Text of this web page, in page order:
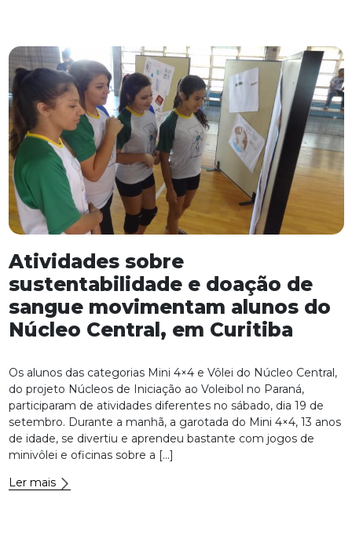
Atividades sobre
sustentabilidade e doação de
sangue movimentam alunos do
Núcleo Central, em Curitiba
Os alunos das categorias Mini 4×4 e Vôlei do Núcleo Central,
do projeto Núcleos de Iniciação ao Voleibol no Paraná,
participaram de atividades diferentes no sábado, dia 19 de
setembro. Durante a manhã, a garotada do Mini 4×4, 13 anos
de idade, se divertiu e aprendeu bastante com jogos de
minivôlei e oficinas sobre a […]
Ler mais